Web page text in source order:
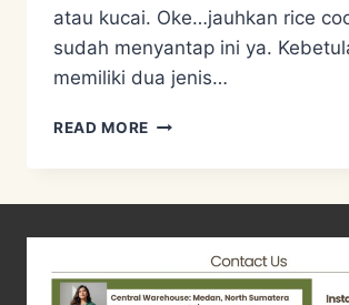
atau kucai. Oke…jauhkan rice
sudah menyantap ini ya.
memiliki dua jenis…
READ MORE RESEP